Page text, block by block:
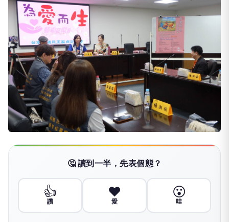
🤔 讀到一半，先表個態？
👍
讚
❤️
愛
😮
哇